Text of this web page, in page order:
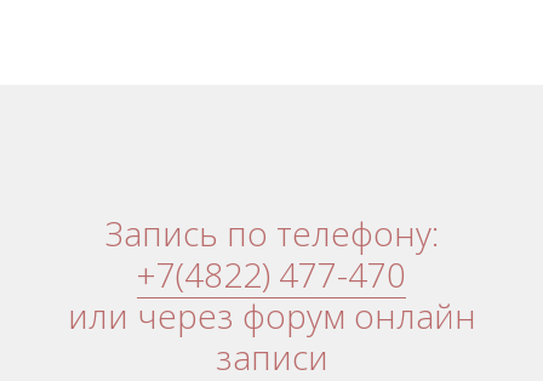
Запись по телефону:
+7(4822) 477-470
или через форум онлайн
записи